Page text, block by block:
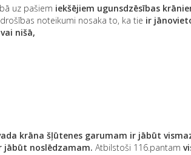
uz pašiem iekšējiem ugunsdzēsības
noteikumi nosaka to, ka tie ir
nišā,
krāna šļūtenes garumam ir jābūt
noslēdzamam. Atbilstoši 116.pantam